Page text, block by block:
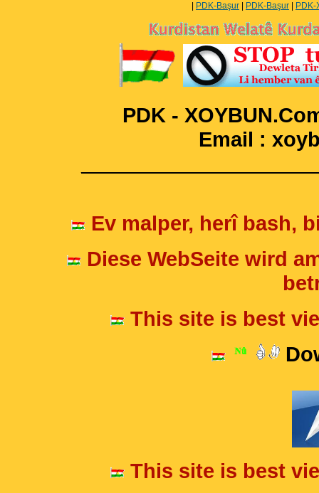
PDK-Başur PDK-Başur
PDK -
Email :
Ev malper, herî bash,
Diese WebSeite wird
This site is best
This site is best